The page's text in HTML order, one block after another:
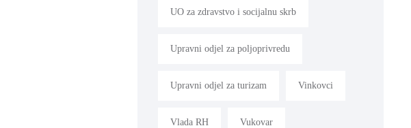
UO za zdravstvo i socijalnu skrb
Upravni odjel za poljoprivredu
Upravni odjel za turizam Vinkovci
Vlada RH Vukovar